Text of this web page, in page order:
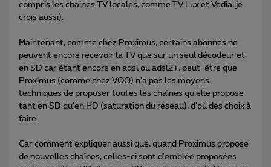
compris les chaînes TV locales, comme TV Lux et Vedia, je
crois aussi).
Maintenant, comme chez Proximus, certains abonnés ne
peuvent encore recevoir la TV que sur un seul décodeur et
en SD car étant encore en adsl ou adsl2+, peut-être que
Proximus (comme chez VOO) n'a pas les moyens
techniques de proposer toutes les chaînes qu'elle propose
tant en SD qu'en HD (saturation du réseau), d'où des choix à
faire.
Car comment expliquer aussi que, quand Proximus propose
de nouvelles chaînes, celles-ci sont d'emblée proposées